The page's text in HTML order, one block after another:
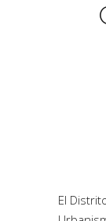
El